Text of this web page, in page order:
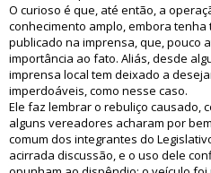
O curioso é que, até então, a
conhecimento amplo, embora
publicado na imprensa, que, pouco
importância ao fato. Aliás, desde
imprensa local tem deixado a
imperdoáveis, como nesse caso.
Ele faz lembrar o rebuliço causado,
alguns vereadores acharam por
comum dos integrantes do
acirrada discussão, e o uso dele